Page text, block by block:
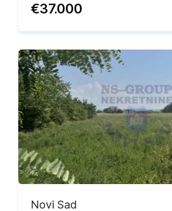
€37.000
Novi Sad